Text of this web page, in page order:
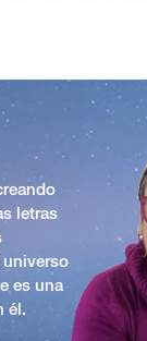
letras
es una
él.